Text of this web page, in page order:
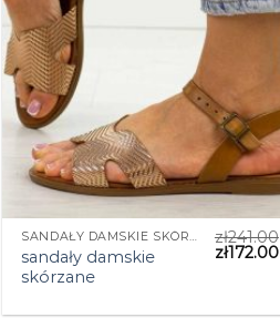
SANDAŁY DAMSKIE SKÓRZANE
sandały damskie
skórzane
zł241.00
zł172.00